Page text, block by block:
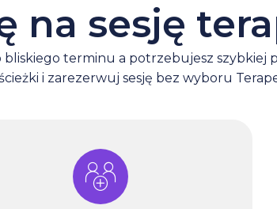
na sesję
terminu a potrzebujesz szybkiej
i zarezerwuj sesję bez wyboru